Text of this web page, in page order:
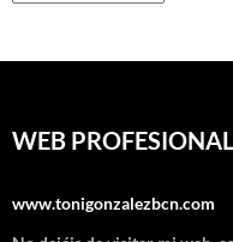
WEB
www.tonigonzalezbcn.com